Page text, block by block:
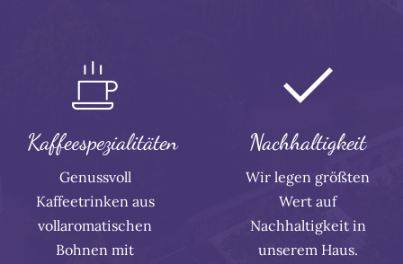
Kaffeespezialitäten
Genussvoll
Kaffeetrinken aus
vollaromatischen
Bohnen mit
Nachhaltigkeit
Wir legen größten
Wert auf
Nachhaltigkeit in
unserem Haus.